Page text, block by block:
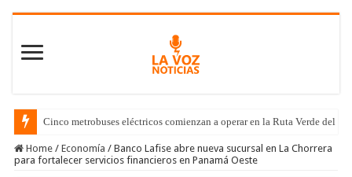
Cinco metrobuses eléctricos comienzan a operar en la Ruta Verde del
Home / Economía / Banco Lafise abre nueva sucursal en La Chorrera
para fortalecer servicios financieros en Panamá Oeste